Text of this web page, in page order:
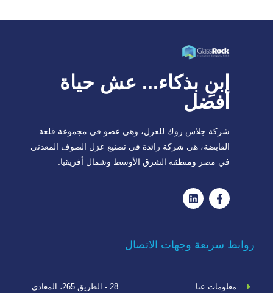
ابنِ بذكاء... عش حياة
أفضل
شركة جلاس روك للعزل، وهي عضو في مجموعة قلعة
القابضة، هي شركة رائدة في تصنيع عزل الصوف المعدني
في مصر ومنطقة الشرق الأوسط وشمال أفريقيا.
روابط سريعة وجهات الاتصال
معلومات عنا
28 - الطريق 265، المعادي